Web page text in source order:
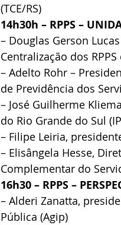
(TCE/RS)
14h30h – RPPS –
– Douglas Gerson
Centralização dos
– Adelto Rohr –
de Previdência dos
– José Guilherme
do Rio Grande do Sul
– Filipe Leiria,
– Elisângela Hesse,
Complementar do
16h30 – RPPS –
– Alderi Zanatta,
Pública (Agip)